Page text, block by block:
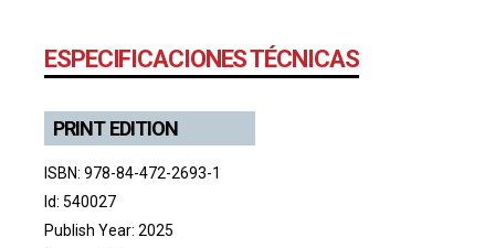
ESPECIFICACIONES TÉCNICAS
PRINT EDITION
ISBN: 978-84-472-2693-1
Id: 540027
Publish Year: 2025